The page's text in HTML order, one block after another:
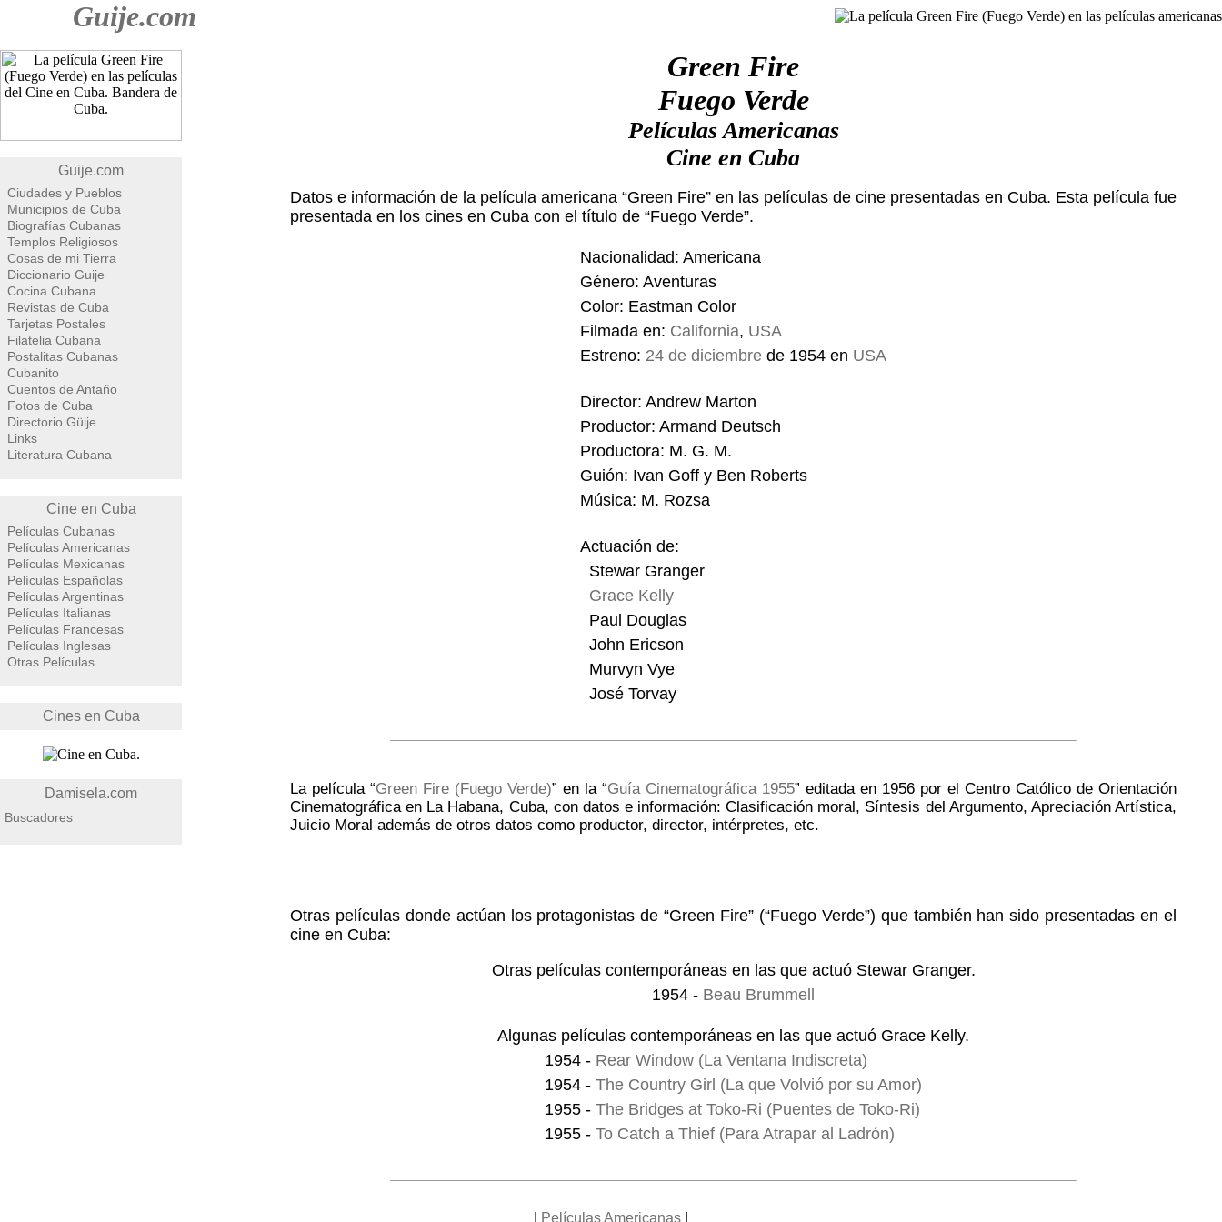
Guije.com
Guije.com
Ciudades y Pueblos
Municipios de Cuba
Biografías Cubanas
Templos Religiosos
Cosas de mi Tierra
Diccionario Guije
Cocina Cubana
Revistas de Cuba
Tarjetas Postales
Filatelia Cubana
Postalitas Cubanas
Cubanito
Cuentos de Antaño
Fotos de Cuba
Directorio Güije
Links
Literatura Cubana
Cine en Cuba
Películas Cubanas
Películas Americanas
Películas Mexicanas
Películas Españolas
Películas Argentinas
Películas Italianas
Películas Francesas
Películas Inglesas
Otras Películas
Cines en Cuba
Damisela.com
Buscadores
Green Fire
Fuego Verde
Películas Americanas
Cine en Cuba
Datos e información de la película americana “Green Fire” en las películas de cine presentadas en Cuba. Esta película fue
presentada en los cines en Cuba con el título de “Fuego Verde”.
Nacionalidad: Americana
Género: Aventuras
Color: Eastman Color
Filmada en: California, USA
Estreno: 24 de diciembre de 1954 en USA
Director: Andrew Marton
Productor: Armand Deutsch
Productora: M. G. M.
Guión: Ivan Goff y Ben Roberts
Música: M. Rozsa
Actuación de:
Stewar Granger
Grace Kelly
Paul Douglas
John Ericson
Murvyn Vye
José Torvay
La película “Green Fire (Fuego Verde)” en la “Guía Cinematográfica 1955” editada en 1956 por el Centro Católico de Orientación
Cinematográfica en La Habana, Cuba, con datos e información: Clasificación moral, Síntesis del Argumento, Apreciación Artística,
Juicio Moral además de otros datos como productor, director, intérpretes, etc.
Otras películas donde actúan los protagonistas de “Green Fire” (“Fuego Verde”) que también han sido presentadas en el
cine en Cuba:
Otras películas contemporáneas en las que actuó Stewar Granger.
1954 - Beau Brummell
Algunas películas contemporáneas en las que actuó Grace Kelly.
1954 - Rear Window (La Ventana Indiscreta)
1954 - The Country Girl (La que Volvió por su Amor)
1955 - The Bridges at Toko-Ri (Puentes de Toko-Ri)
1955 - To Catch a Thief (Para Atrapar al Ladrón)
Películas Americanas